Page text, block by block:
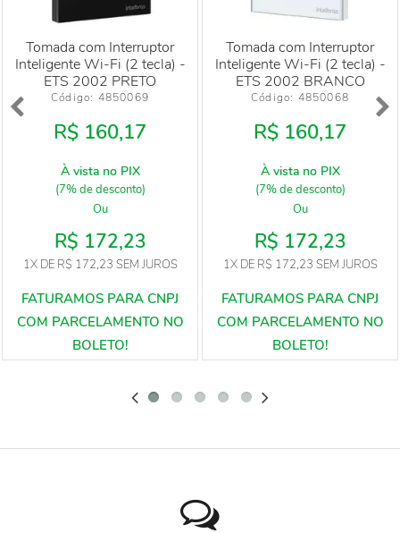
Tomada com Interruptor
Inteligente Wi-Fi (2 tecla) -
ETS 2002 PRETO
Código: 4850069
R$ 160,17
À vista no PIX
(7% de desconto)
Ou
R$ 172,23
1XDE R$ 172,23 SEM JUROS
Tomada com Interruptor
Inteligente Wi-Fi (2 tecla) -
ETS 2002 BRANCO
Código: 4850068
R$ 160,17
À vista no PIX
(7% de desconto)
Ou
R$ 172,23
1XDE R$ 172,23 SEM JUROS